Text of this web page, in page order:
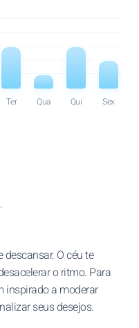
Ter Qua Qui Sex
descansar. O céu te
o ritmo. Para
inspirado a moderar
seus desejos.